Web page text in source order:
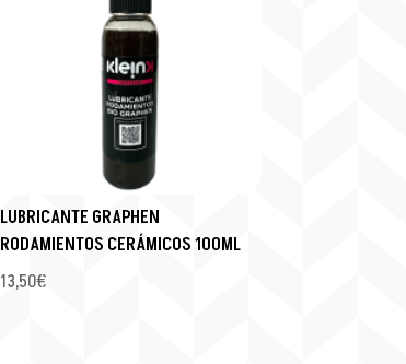
LUBRICANTE GRAPHEN
RODAMIENTOS CERÁMICOS 100ML
13,50€